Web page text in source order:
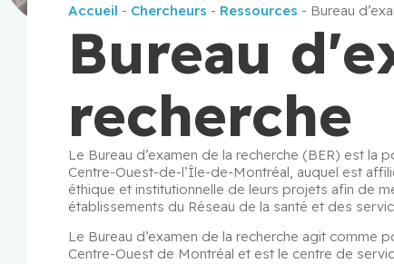
Accueil - Chercheurs - Ressources - Bureau
Bureau
recherche
Le Bureau d’examen de la recherche (BER) est la
Centre-Ouest-de-l’Île-de-Montréal, auquel est
éthique et institutionnelle de leurs projets afin de
établissements du Réseau de la santé et des
Le Bureau d’examen de la recherche agit comme
Centre-Ouest de Montréal et est le centre de